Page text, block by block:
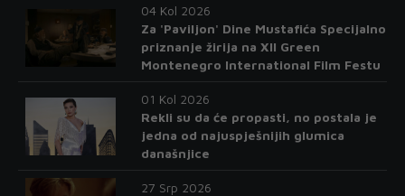
04 Kol 2026
Za 'Paviljon' Dine Mustafića Specijalno
priznanje žirija na XII Green
Montenegro International Film Festu
01 Kol 2026
Rekli su da će propasti, no postala je
jedna od najuspješnijih glumica
današnjice
27 Srp 2026